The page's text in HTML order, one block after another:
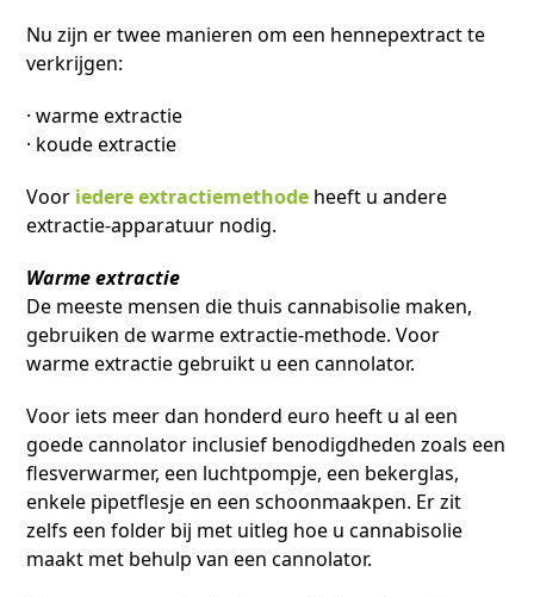
Nu zijn er twee manieren om een hennepextract te
verkrijgen:
· warme extractie
· koude extractie
Voor iedere extractiemethode heeft u andere
extractie-apparatuur nodig.
Warme extractie
De meeste mensen die thuis cannabisolie maken,
gebruiken de warme extractie-methode. Voor
warme extractie gebruikt u een cannolator.
Voor iets meer dan honderd euro heeft u al een
goede cannolator inclusief benodigdheden zoals een
flesverwarmer, een luchtpompje, een bekerglas,
enkele pipetflesje en een schoonmaakpen. Er zit
zelfs een folder bij met uitleg hoe u cannabisolie
maakt met behulp van een cannolator.